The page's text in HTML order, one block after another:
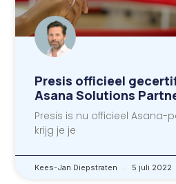
Presis officieel
Asana Solutions
Presis is nu officieel Asana-
krijg je je
Kees-Jan Diepstraten 5 juli 2022